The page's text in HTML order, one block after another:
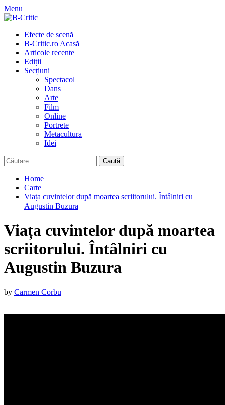
Skip
to
Menu
Primary
Menu
Efecte de scenă
B-Critic.ro Acasă
Articole recente
Ediții
Secțiuni
Spectacol
Dans
Arte
Film
Online
Portrete
Metacultura
Idei
Caută
după:
Home
Carte
Viața cuvintelor după moartea scriitorului. Întâlniri cu
Augustin Buzura
Viața cuvintelor după moartea
scriitorului. Întâlniri cu
Augustin Buzura
Published
by Carmen Corbu